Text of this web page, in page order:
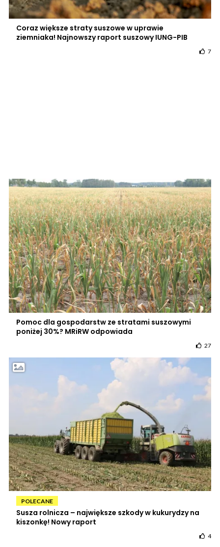
Coraz większe straty suszowe w uprawie
ziemniaka! Najnowszy raport suszowy IUNG-PIB
7
Pomoc dla gospodarstw ze stratami suszowymi
poniżej 30%? MRiRW odpowiada
27
POLECANE
Susza rolnicza – największe szkody w kukurydzy na
kiszonkę! Nowy raport
4